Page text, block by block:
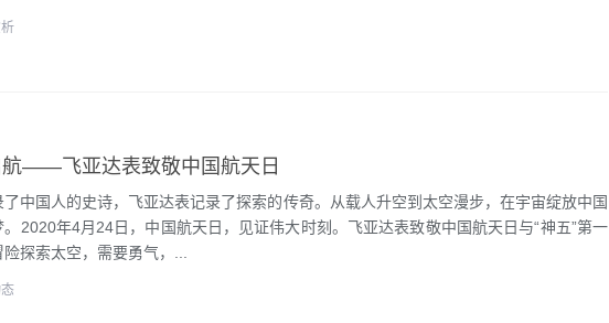
航——飞亚达表致敬中国航天日
了中国人的史诗，飞亚达表记录了探索的传奇。从载人升空到太空漫步，在宇宙绽放中国
。2020年4月24日，中国航天日，见证伟大时刻。飞亚达表致敬中国航天日与“神五”第一
探索太空，需要勇气，...